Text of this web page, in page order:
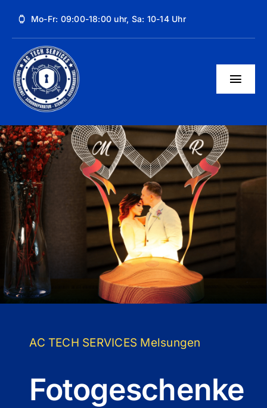
content
Mo-Fr: 09:00-18:00 uhr, Sa: 10-14 Uhr
Unsere Dienstleistungen
Über uns
Kontakt
AC TECH SERVICES Melsungen
Fotogeschenke